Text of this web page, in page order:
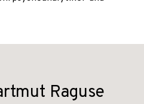
Raguse